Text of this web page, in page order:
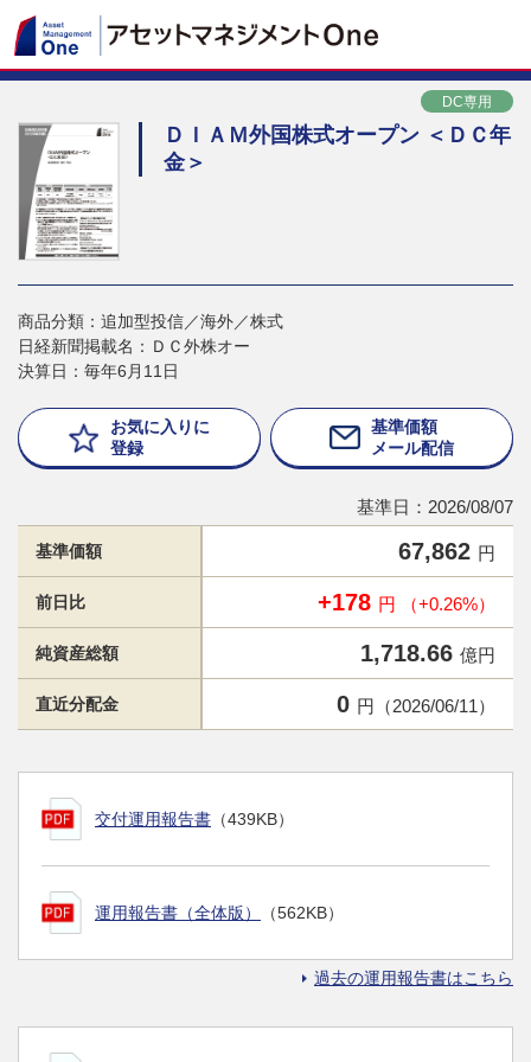
DC専用
ＤＩＡＭ外国株式オープン ＜ＤＣ年
金＞
商品分類：追加型投信／海外／株式
日経新聞掲載名：ＤＣ外株オー
決算日：毎年6月11日
お気に入りに
登録
基準価額
メール配信
基準日：2026/08/07
基準価額 67,862 円
前日比 +178 円 （+0.26%）
純資産総額 1,718.66 億円
直近分配金 0 円（2026/06/11）
交付運用報告書 （439KB）
運用報告書（全体版） （562KB）
過去の運用報告書はこちら